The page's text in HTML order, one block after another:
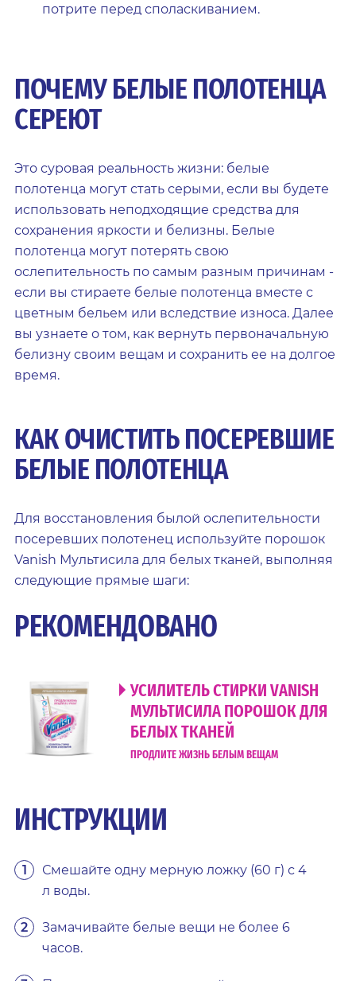
потрите перед споласкиванием.
ПОЧЕМУ БЕЛЫЕ ПОЛОТЕНЦА
СЕРЕЮТ
Это суровая реальность жизни: белые
полотенца могут стать серыми, если вы будете
использовать неподходящие средства для
сохранения яркости и белизны. Белые
полотенца могут потерять свою
ослепительность по самым разным причинам -
если вы стираете белые полотенца вместе с
цветным бельем или вследствие износа. Далее
вы узнаете о том, как вернуть первоначальную
белизну своим вещам и сохранить ее на долгое
время.
КАК ОЧИСТИТЬ ПОСЕРЕВШИЕ
БЕЛЫЕ ПОЛОТЕНЦА
Для восстановления былой ослепительности
посеревших полотенец используйте порошок
Vanish Мультисила для белых тканей, выполняя
следующие прямые шаги:
РЕКОМЕНДОВАНО
УСИЛИТЕЛЬ СТИРКИ VANISH
МУЛЬТИСИЛА ПОРОШОК ДЛЯ
БЕЛЫХ ТКАНЕЙ
ПРОДЛИТЕ ЖИЗНЬ БЕЛЫМ ВЕЩАМ
ИНСТРУКЦИИ
Смешайте одну мерную ложку (60 г) с 4
л воды.
Замачивайте белые вещи не более 6
часов.